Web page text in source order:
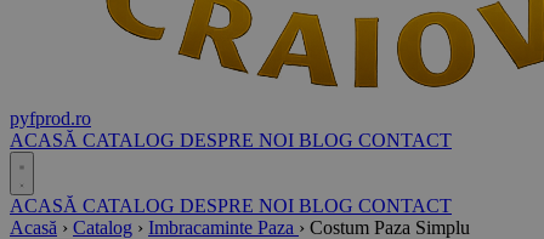
pyfprod.ro
ACASĂ CATALOG DESPRE NOI BLOG CONTACT
ACASĂ CATALOG DESPRE NOI BLOG CONTACT
Acasă › Catalog › Imbracaminte Paza › Costum Paza Simplu